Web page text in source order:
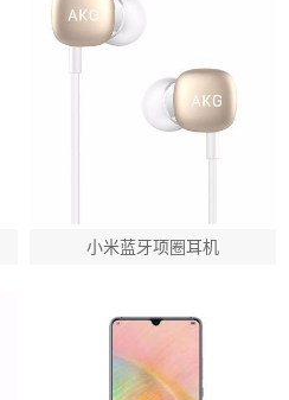
小米蓝牙项圈耳机